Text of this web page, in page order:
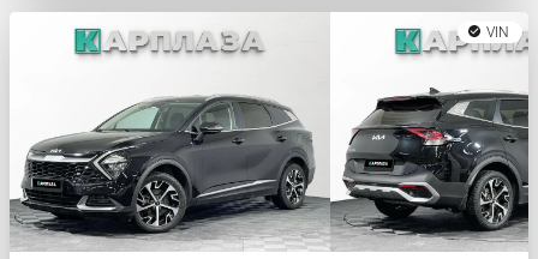
VIN